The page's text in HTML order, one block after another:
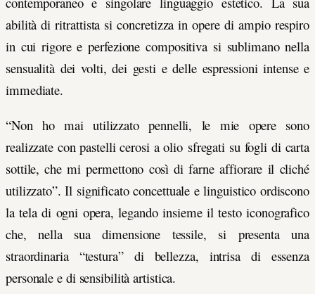
abilità di ritrattista si concretizza in opere di ampio respiro
in cui rigore e perfezione compositiva si sublimano nella
sensualità dei volti, dei gesti e delle espressioni intense e
immediate.
“Non ho mai utilizzato pennelli, le mie opere sono
realizzate con pastelli cerosi a olio sfregati su fogli di carta
sottile, che mi permettono così di farne affiorare il cliché
utilizzato”. Il significato concettuale e linguistico ordiscono
la tela di ogni opera, legando insieme il testo iconografico
che, nella sua dimensione tessile, si presenta una
straordinaria “testura” di bellezza, intrisa di essenza
personale e di sensibilità artistica.